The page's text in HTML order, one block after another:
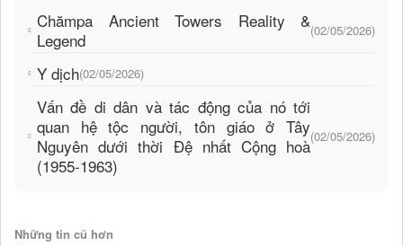
Chămpa Ancient Towers Reality &
Legend
(02/05/2026)
Y dịch(02/05/2026)
Vấn đề di dân và tác động của nó tới
quan hệ tộc người, tôn giáo ở Tây
Nguyên dưới thời Đệ nhất Cộng hoà
(1955-1963)
(02/05/2026)
Những tin cũ hơn